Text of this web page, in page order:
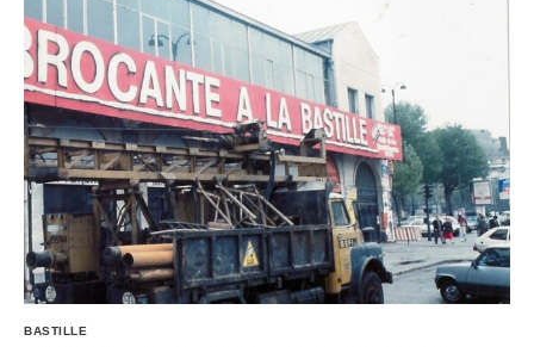
BASTILLE